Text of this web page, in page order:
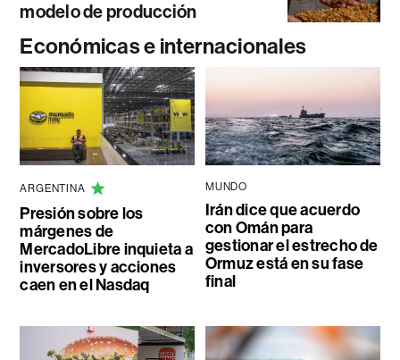
modelo de producción
Económicas e internacionales
ARGENTINA
Presión sobre los
márgenes de
MercadoLibre inquieta a
inversores y acciones
caen en el Nasdaq
MUNDO
Irán dice que acuerdo
con Omán para
gestionar el estrecho de
Ormuz está en su fase
final